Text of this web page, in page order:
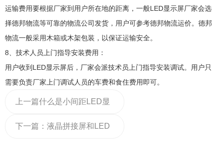
运输费用要根据厂家到用户所在地的距离，一般LED显示屏厂家会选
择德邦物流等可靠的物流公司发货，用户可参考德邦物流运价。德邦
物流一般采用木箱或木架包装，以保证运输安全。
8、技术人员上门指导安装费用：
用户收到LED显示屏后，厂家会派技术员上门指导安装调试。用户只
需要负责厂家上门调试人员的车费和食住费用即可。
上一篇什么是小间距LED显
示屏
下一篇： 液晶拼接屏和LED